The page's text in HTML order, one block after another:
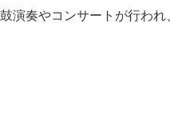
演奏やコンサートが行わ